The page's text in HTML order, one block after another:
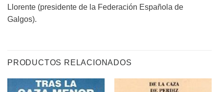
Llorente (presidente de la Federación Española de
Galgos).
PRODUCTOS RELACIONADOS